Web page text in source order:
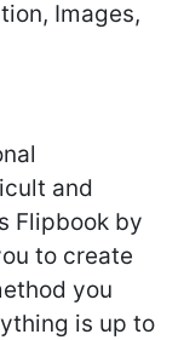
Images,
and
Flipbook by
to create
you
is up to